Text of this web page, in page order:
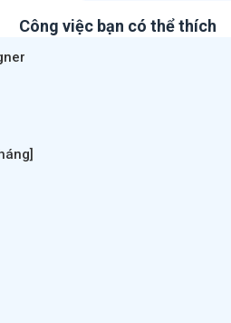
Công việc bạn có thể thích